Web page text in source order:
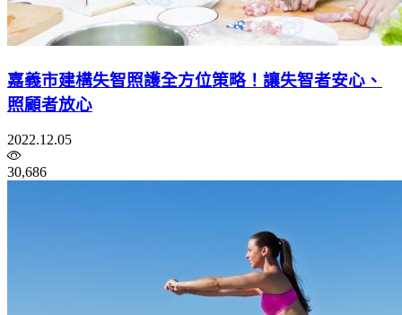
嘉義市建構失智照護全方位策略！讓失智者安心、
照顧者放心
2022.12.05
30,686